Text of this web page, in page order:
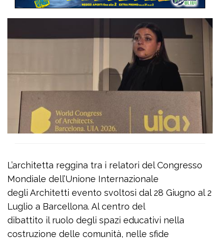
L’architetta reggina tra i relatori del Congresso
Mondiale dell’Unione Internazionale
degli Architetti evento svoltosi dal 28 Giugno al 2
Luglio a Barcellona. Al centro del
dibattito il ruolo degli spazi educativi nella
costruzione delle comunità, nelle sfide